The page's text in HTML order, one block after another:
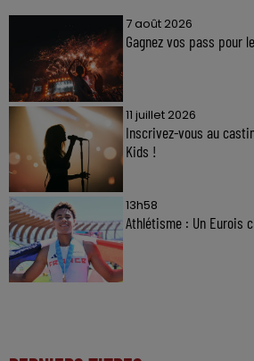
7 août 2026
Gagnez vos pass pour
11 juillet 2026
Inscrivez-vous au
Kids !
13h58
Athlétisme : Un Eurois